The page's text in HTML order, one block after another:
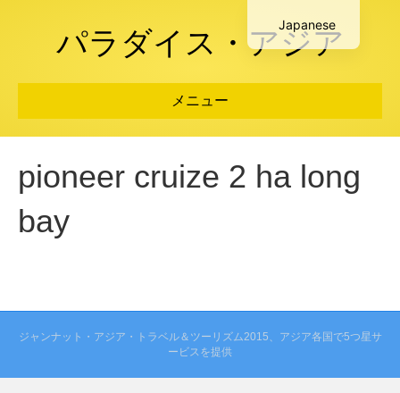
パラダイス・アジア
メニュー
pioneer cruize 2 ha long
bay
ジャンナット・アジア・トラベル＆ツーリズム2015、アジア各国で5つ星サ
ービスを提供
Japanese